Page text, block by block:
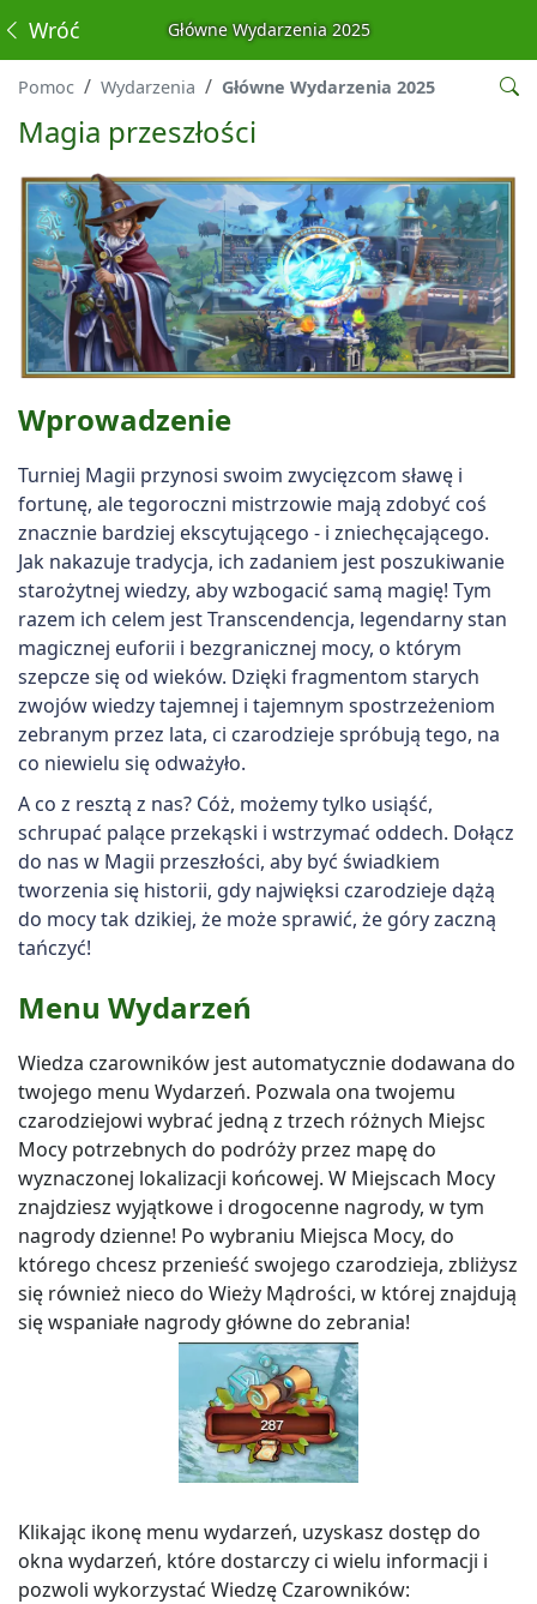
Główne Wydarzenia 2025
Wróć
Pomoc Wydarzenia Główne Wydarzenia 2025
Magia przeszłości
Wprowadzenie
Turniej Magii przynosi swoim zwycięzcom sławę i
fortunę, ale tegoroczni mistrzowie mają zdobyć coś
znacznie bardziej ekscytującego - i zniechęcającego.
Jak nakazuje tradycja, ich zadaniem jest poszukiwanie
starożytnej wiedzy, aby wzbogacić samą magię! Tym
razem ich celem jest Transcendencja, legendarny stan
magicznej euforii i bezgranicznej mocy, o którym
szepcze się od wieków. Dzięki fragmentom starych
zwojów wiedzy tajemnej i tajemnym spostrzeżeniom
zebranym przez lata, ci czarodzieje spróbują tego, na
co niewielu się odważyło.
A co z resztą z nas? Cóż, możemy tylko usiąść,
schrupać palące przekąski i wstrzymać oddech. Dołącz
do nas w Magii przeszłości, aby być świadkiem
tworzenia się historii, gdy najwięksi czarodzieje dążą
do mocy tak dzikiej, że może sprawić, że góry zaczną
tańczyć!
Menu Wydarzeń
Wiedza czarowników jest automatycznie dodawana do
twojego menu Wydarzeń. Pozwala ona twojemu
czarodziejowi wybrać jedną z trzech różnych Miejsc
Mocy potrzebnych do podróży przez mapę do
wyznaczonej lokalizacji końcowej. W Miejscach Mocy
znajdziesz wyjątkowe i drogocenne nagrody, w tym
nagrody dzienne! Po wybraniu Miejsca Mocy, do
którego chcesz przenieść swojego czarodzieja, zbliżysz
się również nieco do Wieży Mądrości, w której znajdują
się wspaniałe nagrody główne do zebrania!
Klikając ikonę menu wydarzeń, uzyskasz dostęp do
okna wydarzeń, które dostarczy ci wielu informacji i
pozwoli wykorzystać Wiedzę Czarowników: